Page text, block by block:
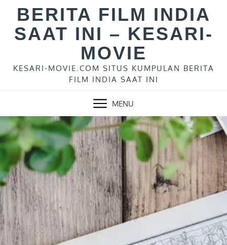
content
BERITA FILM INDIA
SAAT INI – KESARI-
MOVIE
KESARI-MOVIE.COM SITUS KUMPULAN BERITA
FILM INDIA SAAT INI
MENU